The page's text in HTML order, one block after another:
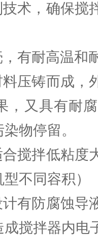
术，确保搅
有耐高温和
压铸而成，
，又具有耐
物停留。
搅拌低粘度
不同容积）
有防腐蚀导
搅拌器内电